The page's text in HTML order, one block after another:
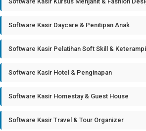
Software Kasir Daycare & Penitipan Anak
Software Kasir Pelatihan Soft Skill &
Software Kasir Hotel & Penginapan
Software Kasir Homestay & Guest House
Software Kasir Travel & Tour Organizer